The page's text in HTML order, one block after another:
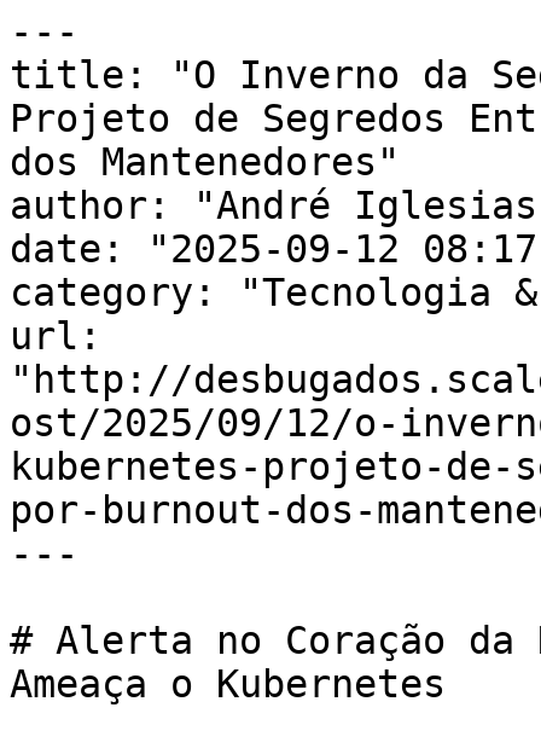
---
title: "O Inverno da
Projeto de Segredos
dos Mantenedores"
author: "André
date: "2025-09-12
category: "Tecnologia
url:
"http://
ost/2025/09/12/o-
kubernetes-projeto-de-
por-burnout-dos-
---
# Alerta no Coração da
Ameaça o Kubernetes